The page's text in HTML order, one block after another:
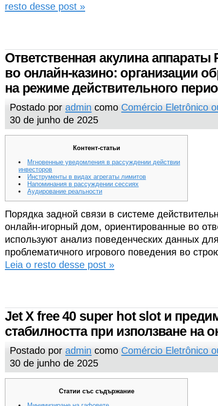
resto desse post »
Ответственная акулина аппараты
во онлайн-казино: организации
на режиме действительного
Postado poradmin como Comércio Eletrônico
30 de junho de 2025
Контент-статьи
Мгновенные уведомления в рассуждении действии
инвесторов
Инструменты в видах агрегаты лимитов
Напоминания в рассуждении сессиях
Аудирование реальности
Порядка задной связи в системе
онлайн-игорный дом, ориентированные во
используют анализ поведенческих данных
проблематичного игрового поведения во
Leia o resto desse post »
Jet X free 40 super hot slot и
стабилността при използване на
Postado poradmin como Comércio Eletrônico
30 de junho de 2025
Статии със съдържание